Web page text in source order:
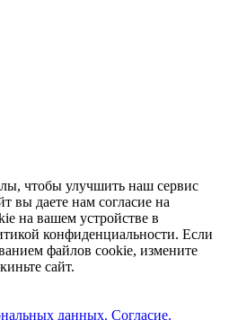
чтобы улучшить наш сервис
вы даете нам согласие на
на вашем устройстве в
конфиденциальности. Если
файлов cookie, измените
сайт.
данных. Согласие.